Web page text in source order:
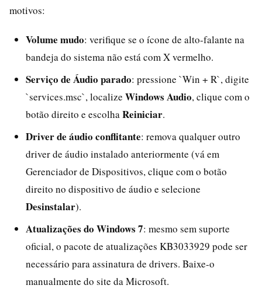
motivos:
Volume mudo: verifique se o ícone de alto-falante na
bandeja do sistema não está com X vermelho.
Serviço de Áudio parado: pressione `Win + R`, digite
`services.msc`, localize Windows Audio, clique com o
botão direito e escolha Reiniciar.
Driver de áudio conflitante: remova qualquer outro
driver de áudio instalado anteriormente (vá em
Gerenciador de Dispositivos, clique com o botão
direito no dispositivo de áudio e selecione
Desinstalar).
Atualizações do Windows 7: mesmo sem suporte
oficial, o pacote de atualizações KB3033929 pode ser
necessário para assinatura de drivers. Baixe-o
manualmente do site da Microsoft.